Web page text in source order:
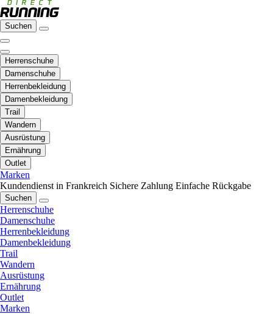
Suchen
Herrenschuhe
Damenschuhe
Herrenbekleidung
Damenbekleidung
Trail
Wandern
Ausrüstung
Ernährung
Outlet
Marken
Kundendienst in Frankreich Sichere Zahlung Einfache Rückgabe
Suchen
Herrenschuhe
Damenschuhe
Herrenbekleidung
Damenbekleidung
Trail
Wandern
Ausrüstung
Ernährung
Outlet
Marken